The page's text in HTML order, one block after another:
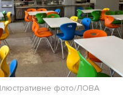
Ілюстративне фото/ЛОВА